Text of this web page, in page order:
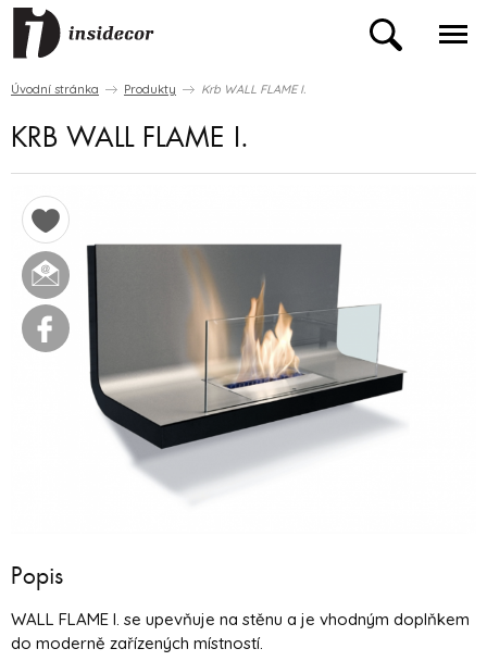
Úvodní stránka Produkty Krb WALL FLAME I.
KRB WALL FLAME I.
Popis
WALL FLAME I. se upevňuje na stěnu a je vhodným doplňkem
do moderně zařízených místností.